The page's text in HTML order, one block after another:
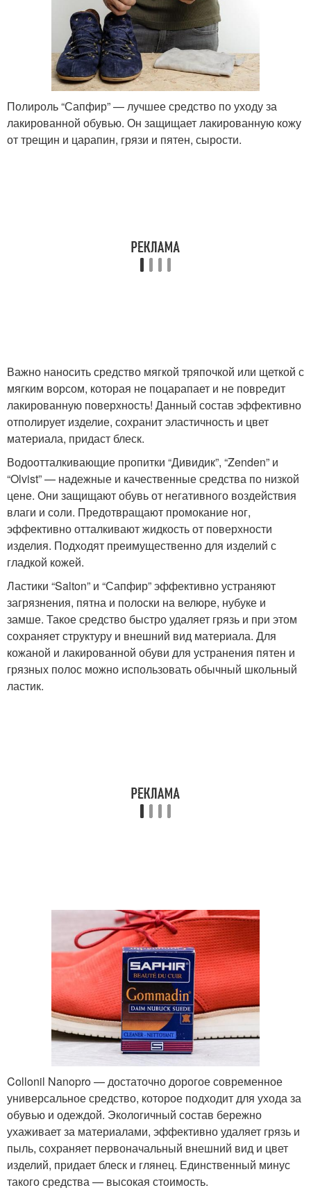
Полироль “Сапфир” — лучшее средство по уходу за
лакированной обувью. Он защищает лакированную кожу
от трещин и царапин, грязи и пятен, сырости.
Важно наносить средство мягкой тряпочкой или щеткой с
мягким ворсом, которая не поцарапает и не повредит
лакированную поверхность! Данный состав эффективно
отполирует изделие, сохранит эластичность и цвет
материала, придаст блеск.
Водоотталкивающие пропитки “Дивидик”, “Zenden” и
“Olvist” — надежные и качественные средства по низкой
цене. Они защищают обувь от негативного воздействия
влаги и соли. Предотвращают промокание ног,
эффективно отталкивают жидкость от поверхности
изделия. Подходят преимущественно для изделий с
гладкой кожей.
Ластики “Salton” и “Сапфир” эффективно устраняют
загрязнения, пятна и полоски на велюре, нубуке и
замше. Такое средство быстро удаляет грязь и при этом
сохраняет структуру и внешний вид материала. Для
кожаной и лакированной обуви для устранения пятен и
грязных полос можно использовать обычный школьный
ластик.
Collonil Nanopro — достаточно дорогое современное
универсальное средство, которое подходит для ухода за
обувью и одеждой. Экологичный состав бережно
ухаживает за материалами, эффективно удаляет грязь и
пыль, сохраняет первоначальный внешний вид и цвет
изделий, придает блеск и глянец. Единственный минус
такого средства — высокая стоимость.